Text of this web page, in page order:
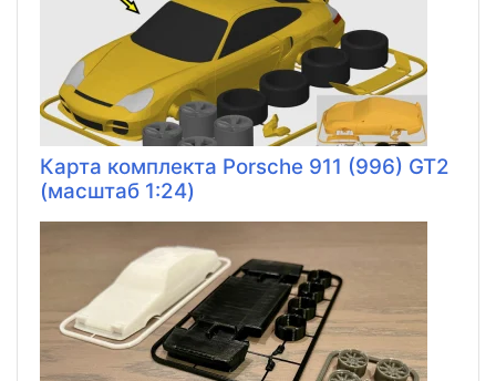
Карта комплекта Porsche 911 (996) GT2
(масштаб 1:24)